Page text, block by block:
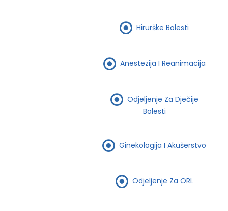
Hirurške Bolesti
Anestezija I Reanimacija
Odjeljenje Za Dječije
Bolesti
Ginekologija I Akušerstvo
Odjeljenje Za ORL